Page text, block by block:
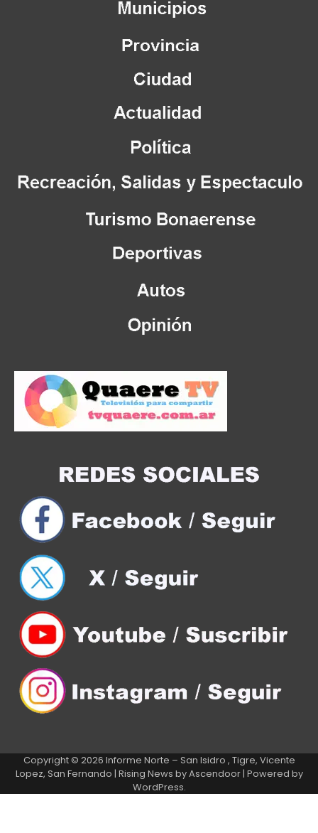
Copyright © 2026 Informe Norte – San Isidro , Tigre, Vicente
Lopez, San Fernando | Rising News byAscendoor| Powered by
WordPress.